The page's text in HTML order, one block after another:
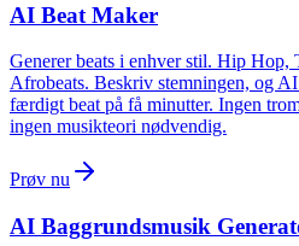
AI Beat Maker
Generer beats i enhver stil. Hip
Afrobeats. Beskriv stemningen, og
færdigt beat på få minutter. Ingen
ingen musikteori nødvendig.
Prøv nu
AI Baggrundsmusik